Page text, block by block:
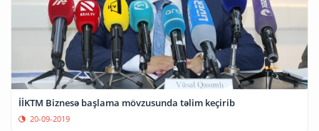
İİKTM Biznesə başlama mövzusunda təlim keçirib
20-09-2019